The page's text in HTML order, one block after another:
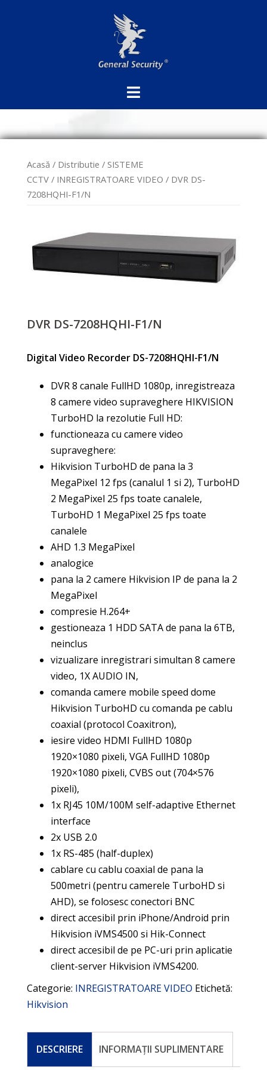
Acasă / Distributie / SISTEME
CCTV / INREGISTRATOARE VIDEO / DVR DS-
7208HQHI-F1/N
DVR DS-7208HQHI-F1/N
Digital Video Recorder DS-7208HQHI-F1/N
DVR 8 canale FullHD 1080p, inregistreaza
8 camere video supraveghere HIKVISION
TurboHD la rezolutie Full HD:
functioneaza cu camere video
supraveghere:
Hikvision TurboHD de pana la 3
MegaPixel 12 fps (canalul 1 si 2), TurboHD
2 MegaPixel 25 fps toate canalele,
TurboHD 1 MegaPixel 25 fps toate
canalele
AHD 1.3 MegaPixel
analogice
pana la 2 camere Hikvision IP de pana la 2
MegaPixel
compresie H.264+
gestioneaza 1 HDD SATA de pana la 6TB,
neinclus
vizualizare inregistrari simultan 8 camere
video, 1X AUDIO IN,
comanda camere mobile speed dome
Hikvision TurboHD cu comanda pe cablu
coaxial (protocol Coaxitron),
iesire video HDMI FullHD 1080p
1920×1080 pixeli, VGA FullHD 1080p
1920×1080 pixeli, CVBS out (704×576
pixeli),
1x RJ45 10M/100M self-adaptive Ethernet
interface
2x USB 2.0
1x RS-485 (half-duplex)
cablare cu cablu coaxial de pana la
500metri (pentru camerele TurboHD si
AHD), se folosesc conectori BNC
direct accesibil prin iPhone/Android prin
Hikvision iVMS4500 si Hik-Connect
direct accesibil de pe PC-uri prin aplicatie
client-server Hikvision iVMS4200.
Categorie: INREGISTRATOARE VIDEO Etichetă:
Hikvision
DESCRIERE INFORMAȚII SUPLIMENTARE